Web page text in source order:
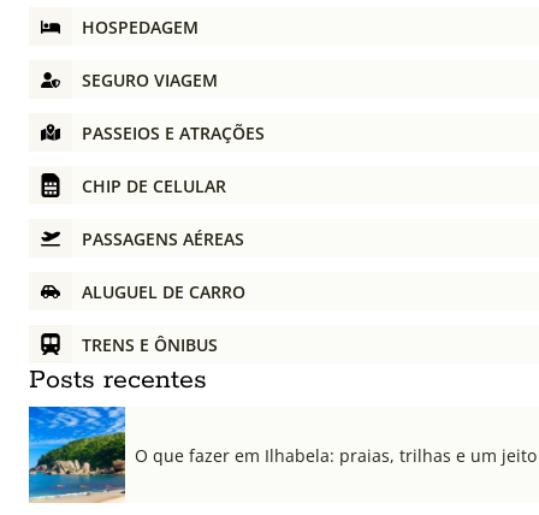
HOSPEDAGEM
SEGURO VIAGEM
PASSEIOS E ATRAÇÕES
CHIP DE CELULAR
PASSAGENS AÉREAS
ALUGUEL DE CARRO
TRENS E ÔNIBUS
Posts recentes
O que fazer em Ilhabela: praias, trilhas e um